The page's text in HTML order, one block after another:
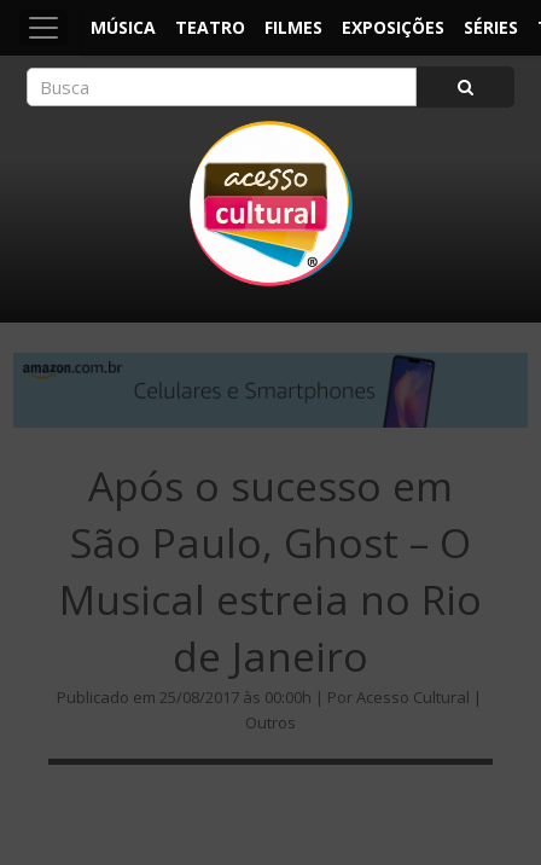
MÚSICA TEATRO FILMES EXPOSIÇÕES SÉRIES
Após o sucesso em
São Paulo, Ghost – O
Musical estreia no Rio
de Janeiro
Publicado em 25/08/2017 às 00:00h | Por Acesso Cultural |
Outros